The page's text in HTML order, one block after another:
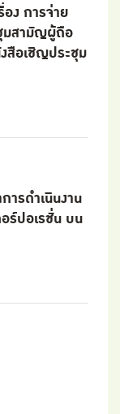
ง การจ่าย
มสามัญผู้ถือ
สือเชิญประชุม
รดำเนินงาน
ร์ปอเรชั่น บน